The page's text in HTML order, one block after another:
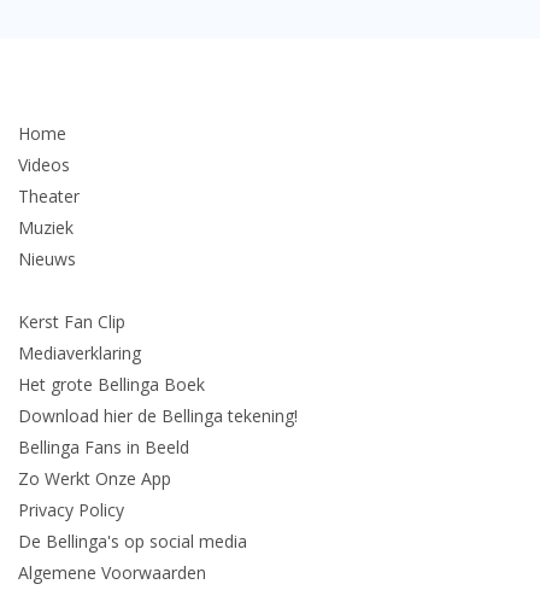
Home
Videos
Theater
Muziek
Nieuws
Kerst Fan Clip
Mediaverklaring
Het grote Bellinga Boek
Download hier de Bellinga tekening!
Bellinga Fans in Beeld
Zo Werkt Onze App
Privacy Policy
De Bellinga's op social media
Algemene Voorwaarden